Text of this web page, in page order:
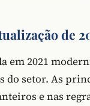
de
em 2021
do setor. As
e nas